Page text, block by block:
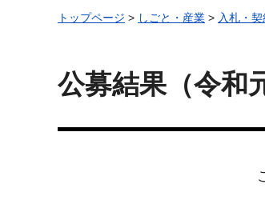
トップページ > しごと・産業 > 入札・
公募結果（令和